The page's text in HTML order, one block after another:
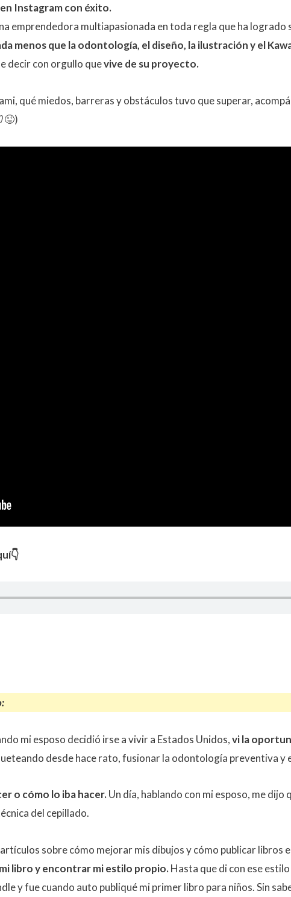
Instagram con éxito.
emprendedora multiapasionada en toda regla que ha
menos que la odontología, el diseño, la ilustración y el
decir con orgullo quevive de su proyecto.
qué miedos, barreras y obstáculos tuvo que superar,
mi esposo decidió irse a vivir a Estados Unidos,vi la
desde hace rato, fusionar la odontología preventiva y
o cómo lo iba hacer.Un día, hablando con mi esposo, me
del cepillado.
sobre cómo mejorar mis dibujos y cómo publicar libros
libro y encontrar mi estilo propio.Hasta que di con ese
y fue cuando auto publiqué mi primer libro para niños. Sin